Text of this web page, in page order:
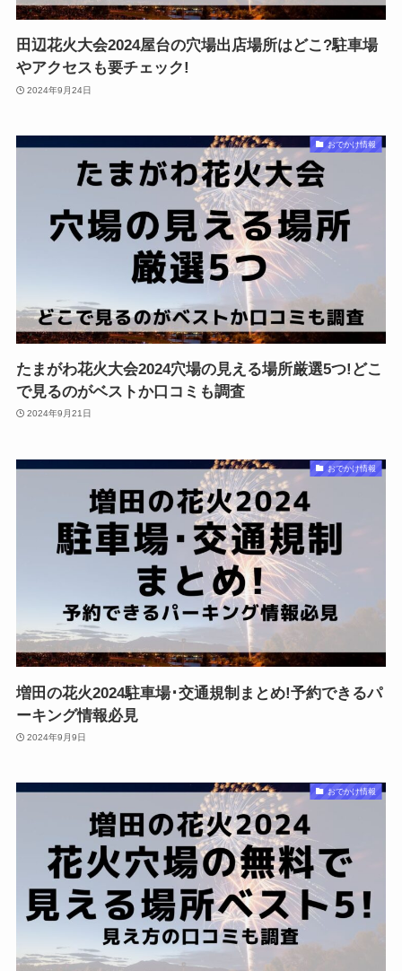
田辺花火大会2024屋台の穴場出店場所はどこ?駐車場
やアクセスも要チェック!
2024年9月24日
おでかけ情報
たまがわ花火大会2024穴場の見える場所厳選5つ!どこ
で見るのがベストか口コミも調査
2024年9月21日
おでかけ情報
増田の花火2024駐車場･交通規制まとめ!予約できるパ
ーキング情報必見
2024年9月9日
おでかけ情報